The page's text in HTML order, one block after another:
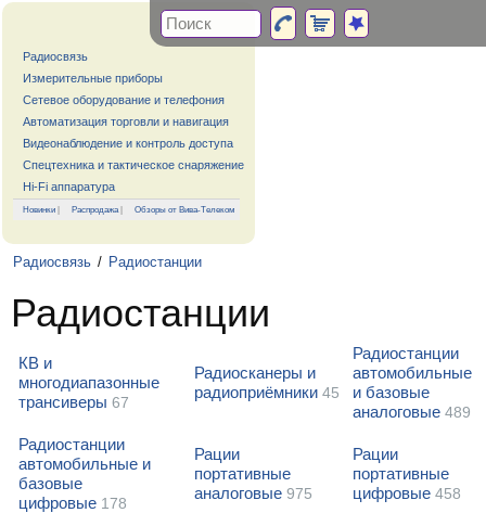
Радиосвязь
Измерительные приборы
Сетевое оборудование и телефония
Автоматизация торговли и навигация
Видеонаблюдение и контроль доступа
Спецтехника и тактическое снаряжение
Hi-Fi аппаратура
Новинки | Распродажа| Обзоры от Вива-Телеком
Радиосвязь / Радиостанции
Радиостанции
КВ и
многодиапазонные
трансиверы 67
Радиосканеры и
радиоприёмники 45
Радиостанции
автомобильные
и базовые
аналоговые 489
Радиостанции
автомобильные и
базовые
цифровые 178
Рации
портативные
аналоговые 975
Рации
портативные
цифровые 458